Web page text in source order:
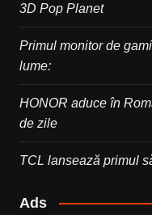
3D Pop Planet
Primul monitor de
lume:
HONOR aduce în
de zile
TCL lansează primul
Ads